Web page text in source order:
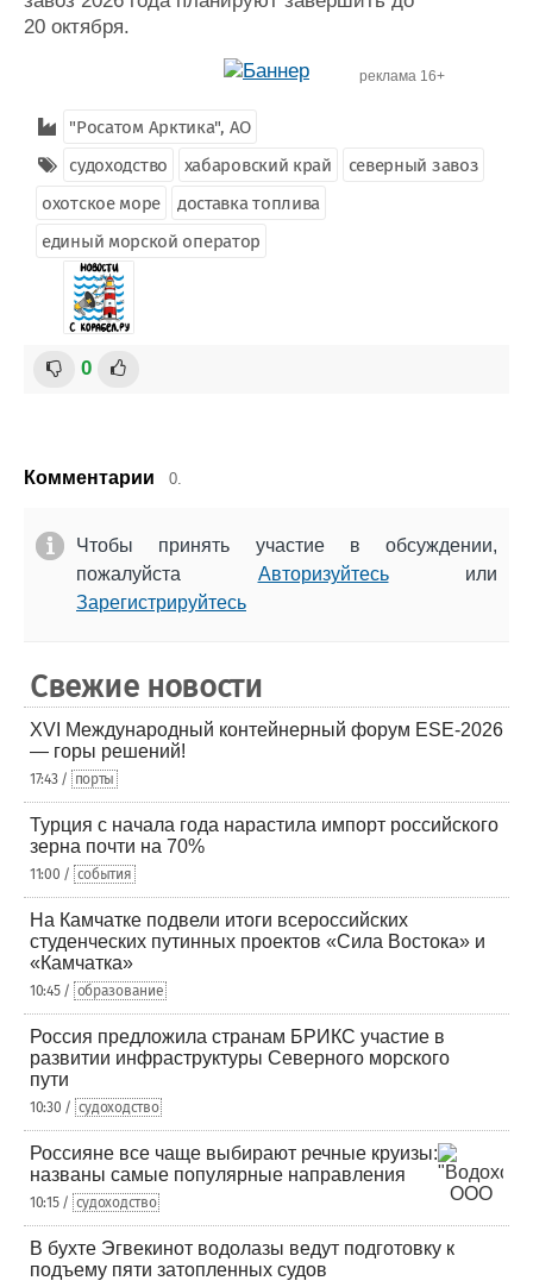
20 октября.
реклама 16+
"Росатом Арктика", АО
судоходство
хабаровский край
северный завоз
охотское море
доставка топлива
единый морской оператор
0
Комментарии 0.
Чтобы принять участие в обсуждении,
пожалуйста Авторизуйтесьили
Зарегистрируйтесь
Свежие новости
XVI Международный контейнерный форум ESE-2026
— горы решений!
17:43 / порты
Турция с начала года нарастила импорт российского
зерна почти на 70%
11:00 / события
На Камчатке подвели итоги всероссийских
студенческих путинных проектов «Сила Востока» и
«Камчатка»
10:45 / образование
Россия предложила странам БРИКС участие в
развитии инфраструктуры Северного морского
пути
10:30 / судоходство
Россияне все чаще выбирают речные круизы:
названы самые популярные направления
10:15 / судоходство
В бухте Эгвекинот водолазы ведут подготовку к
подъему пяти затопленных судов